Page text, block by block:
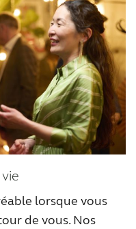
lorsque vous
de vous. Nos